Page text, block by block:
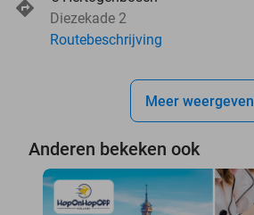
Diezekade 2
Routebeschrijving
Meer weergeven
Anderen bekeken ook